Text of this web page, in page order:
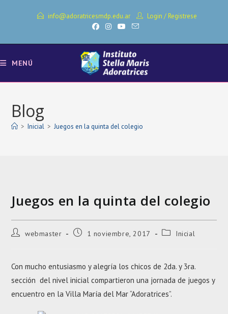
info@adoratricesmdp.edu.ar Login / Registrese
MENÚ
Blog
> Inicial > Juegos en la quinta del colegio
Juegos en la quinta del colegio
Autorwebmaster
Entrada1 noviembre, 2017
Categoría
Inicial
Con mucho entusiasmo y alegría los chicos de 2da. y 3ra.
sección del nivel inicial compartieron una jornada de juegos y
encuentro en la Villa María del Mar “Adoratrices”.